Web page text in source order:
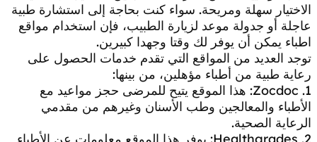
الاختيار سهلة ومريحة. سواء كنت بحاجة إلى استشارة طبية
عاجلة أو جدولة موعد لزيارة الطبيب، فإن استخدام مواقع
اطباء يمكن أن يوفر لك وقتا وجهدا كبيرين.
توجد العديد من المواقع التي تقدم خدمات الحصول على
رعاية طبية من أطباء مؤهلين، من بينها:
1. Zocdoc: هذا الموقع يتيح للمرضى حجز مواعيد مع
الأطباء والمعالجين وطب الأسنان وغيرهم من مقدمي
الرعاية الصحية.
2. Healthgrades: يوفر هذا الموقع معلومات عن الأطباء